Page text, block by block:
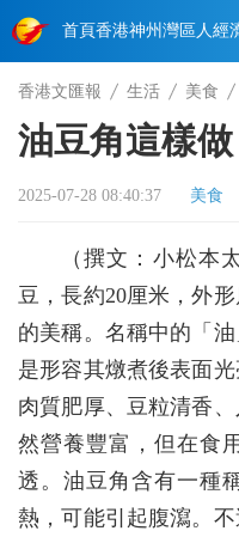
首頁香港神州 灣區人經
香港文匯報 生活 美食
油豆角這樣
2025-07-28 08:40:37 美食
（撰文：小松本
豆，長約20厘米，外
的美稱。名稱中的「
是形容其燉煮後表面
肉質肥厚、豆粒清香
然營養豐富，但在食
透。油豆角含有一種
熱，可能引起腹瀉。